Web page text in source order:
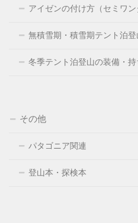
アイゼンの付け方（セミワン
無積雪期・積雪期テント泊登
冬季テント泊登山の装備・持
その他
パタゴニア関連
登山本・探検本